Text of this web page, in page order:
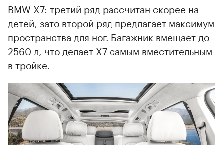
BMW X7: третий ряд рассчитан скорее на
детей, зато второй ряд предлагает максимум
пространства для ног. Багажник вмещает до
2560 л, что делает X7 самым вместительным
в тройке.